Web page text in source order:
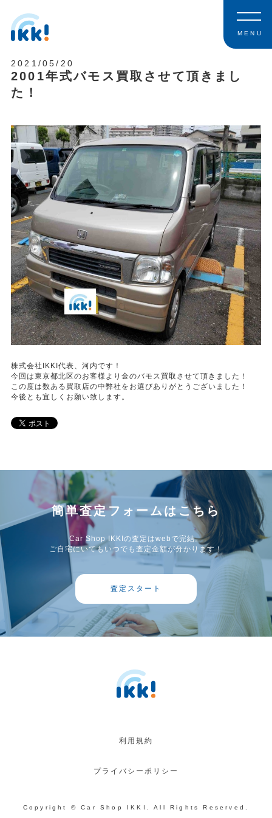
MENU
2021/05/20
2001年式バモス買取させて頂きまし
た！
株式会社IKKI代表、河内です！
今回は東京都北区のお客様より金のバモス買取させて頂きました！
この度は数ある買取店の中弊社をお選びありがとうございました！
今後とも宜しくお願い致します。
簡単査定フォームはこちら
Car Shop IKKIの査定はwebで完結。
ご自宅にいてもいつでも査定金額が分かります！
査定スタート
利用規約
プライバシーポリシー
Copyright © Car Shop IKKI. All Rights Reserved.